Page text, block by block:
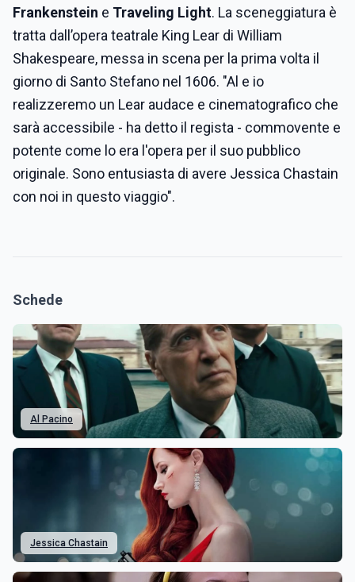
Frankenstein e Traveling Light. La sceneggiatura è
tratta dall’opera teatrale King Lear di William
Shakespeare, messa in scena per la prima volta il
giorno di Santo Stefano nel 1606. "Al e io
realizzeremo un Lear audace e cinematografico che
sarà accessibile - ha detto il regista - commovente e
potente come lo era l'opera per il suo pubblico
originale. Sono entusiasta di avere Jessica Chastain
con noi in questo viaggio".
Schede
Al Pacino
Jessica Chastain